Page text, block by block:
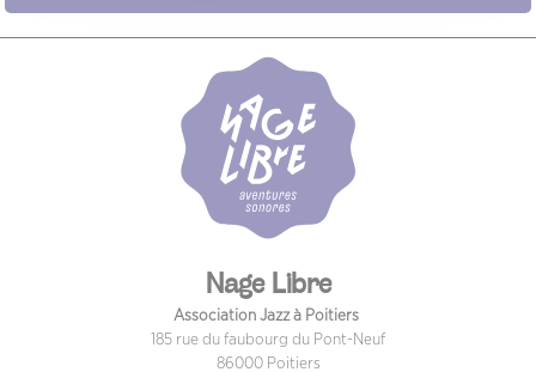
Nage Libre
Association Jazz à Poitiers
185 rue du faubourg du Pont-Neuf
86000 Poitiers